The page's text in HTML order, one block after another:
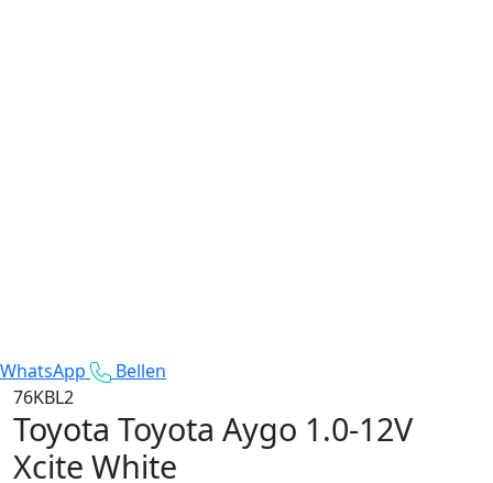
WhatsApp
Bellen
76KBL2
Toyota Toyota Aygo 1.0-12V
Xcite White